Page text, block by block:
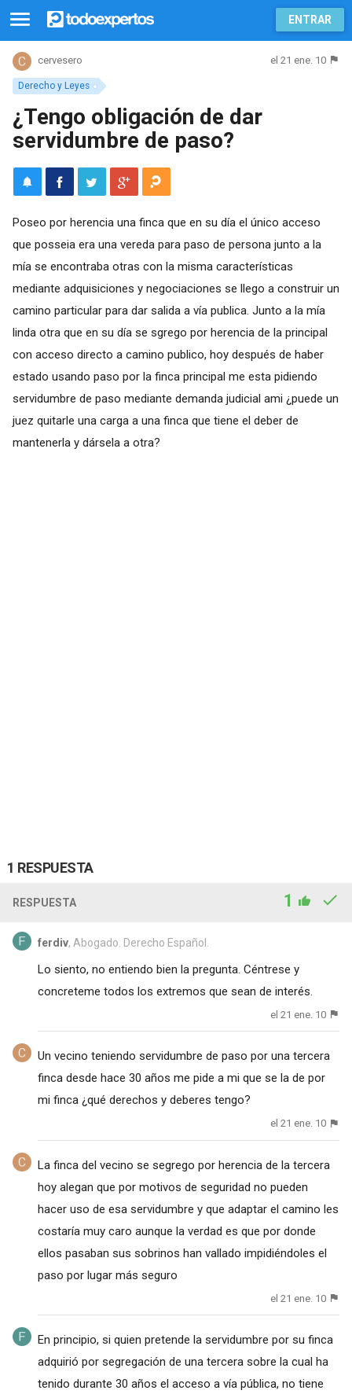
ENTRAR
Derecho y Leyes
cervesero el 21 ene. 10
¿Tengo obligación de dar
servidumbre de paso?
Poseo por herencia una finca que en su día el único acceso
que posseia era una vereda para paso de persona junto a la
mía se encontraba otras con la misma características
mediante adquisiciones y negociaciones se llego a construir un
camino particular para dar salida a vía publica. Junto a la mía
linda otra que en su día se sgrego por herencia de la principal
con acceso directo a camino publico, hoy después de haber
estado usando paso por la finca principal me esta pidiendo
servidumbre de paso mediante demanda judicial ami ¿puede un
juez quitarle una carga a una finca que tiene el deber de
mantenerla y dársela a otra?
1 RESPUESTA
RESPUESTA 1
ferdiv, Abogado. Derecho Español.
Lo siento, no entiendo bien la pregunta. Céntrese y
concreteme todos los extremos que sean de interés.
el 21 ene. 10
Un vecino teniendo servidumbre de paso por una tercera
finca desde hace 30 años me pide a mi que se la de por
mi finca ¿qué derechos y deberes tengo?
el 21 ene. 10
La finca del vecino se segrego por herencia de la tercera
hoy alegan que por motivos de seguridad no pueden
hacer uso de esa servidumbre y que adaptar el camino les
costaría muy caro aunque la verdad es que por donde
ellos pasaban sus sobrinos han vallado impidiéndoles el
paso por lugar más seguro
el 21 ene. 10
En principio, si quien pretende la servidumbre por su finca
adquirió por segregación de una tercera sobre la cual ha
tenido durante 30 años el acceso a vía pública, no tiene